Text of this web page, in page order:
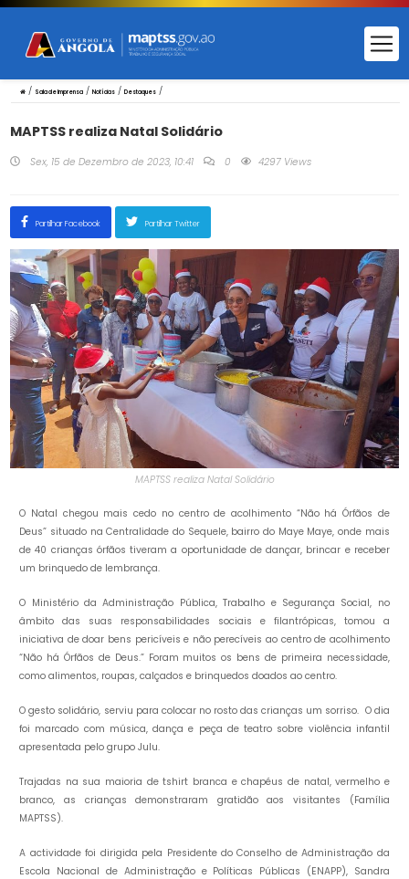
/ Sala de Imprensa/ Notícias/ Destaques/
MAPTSS realiza Natal Solidário
Sex, 15 de Dezembro de 2023, 10:41 0 4297 Views
Partilhar Facebook Partilhar Twitter
MAPTSS realiza Natal Solidário
O Natal chegou mais cedo no centro de acolhimento “Não há Órfãos de
Deus” situado na Centralidade do Sequele, bairro do Maye Maye, onde mais
de 40 crianças órfãos tiveram a oportunidade de dançar, brincar e receber
um brinquedo de lembrança.
O Ministério da Administração Pública, Trabalho e Segurança Social, no
âmbito das suas responsabilidades sociais e filantrópicas, tomou a
iniciativa de doar bens pericíveis e não perecíveis ao centro de acolhimento
“Não há Órfãos de Deus.” Foram muitos os bens de primeira necessidade,
como alimentos, roupas, calçados e brinquedos doados ao centro.
O gesto solidário, serviu para colocar no rosto das crianças um sorriso. O dia
foi marcado com música, dança e peça de teatro sobre violência infantil
apresentada pelo grupo Julu.
Trajadas na sua maioria de tshirt branca e chapéus de natal, vermelho e
branco, as crianças demonstraram gratidão aos visitantes (Família
MAPTSS).
A actividade foi dirigida pela Presidente do Conselho de Administração da
Escola Nacional de Administração e Políticas Públicas (ENAPP), Sandra